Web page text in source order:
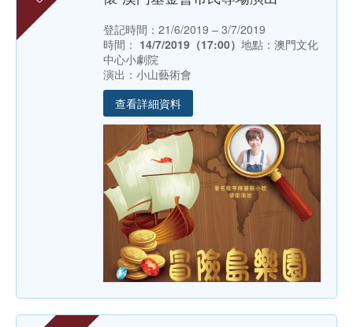
登記時間：21/6/2019 – 3/7/2019
時間： 14/7/2019（17:00） 地點：澳門文化
中心小劇院
演出：小山藝術會
查看詳細資料